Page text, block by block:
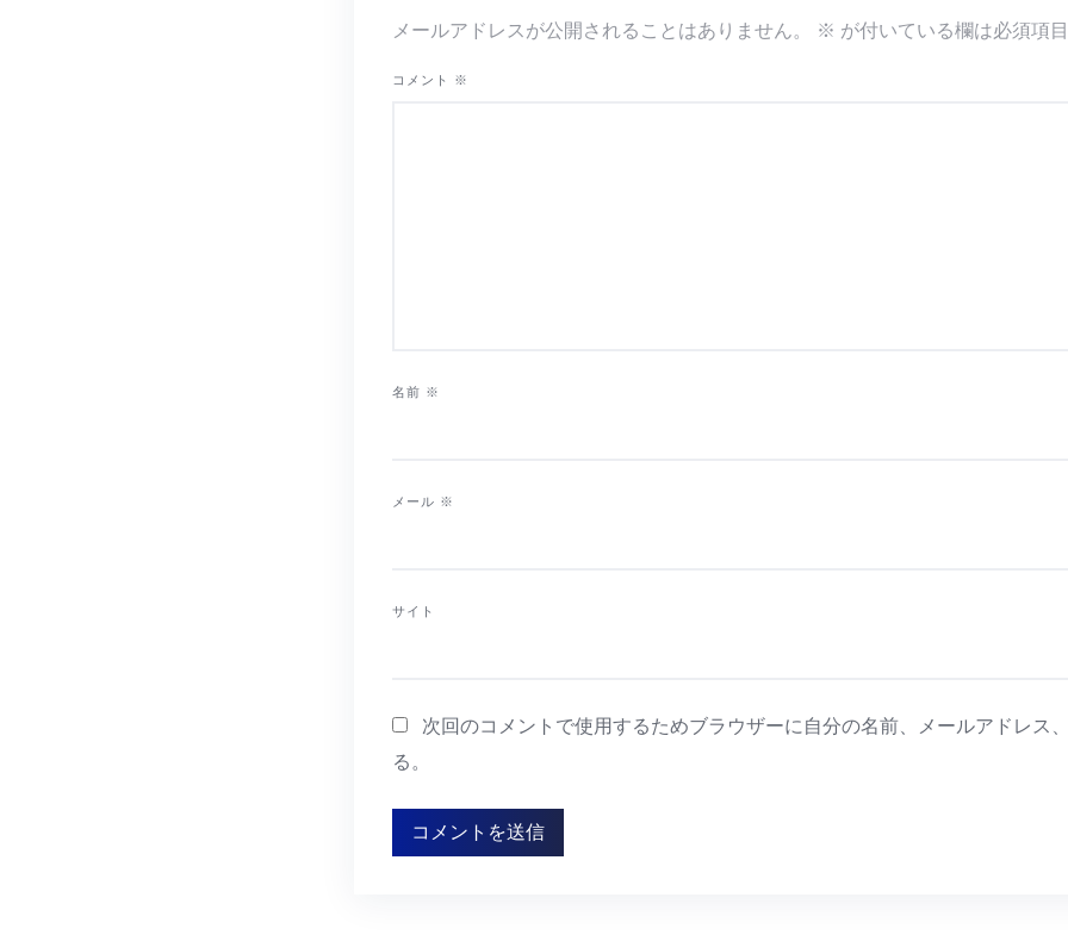
メールアドレスが公開されることはありません。 ※ が付いている欄は必須項
コメント ※
名前 ※
メール ※
サイト
次回のコメントで使用するためブラウザーに自分の名前、メールアドレス
る。